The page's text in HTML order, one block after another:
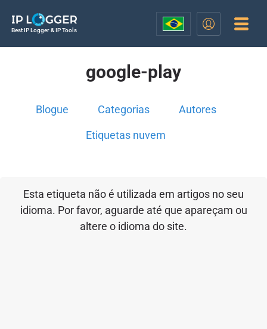
Best IP Logger & IP Tools
google-play
Blogue Categorias Autores
Etiquetas nuvem